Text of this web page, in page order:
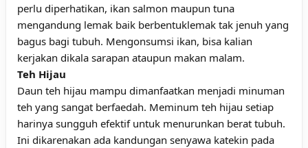
perlu diperhatikan, ikan salmon maupun tuna
mengandung lemak baik berbentuklemak tak jenuh yang
bagus bagi tubuh. Mengonsumsi ikan, bisa kalian
kerjakan dikala sarapan ataupun makan malam.
Teh Hijau
Daun teh hijau mampu dimanfaatkan menjadi minuman
teh yang sangat berfaedah. Meminum teh hijau setiap
harinya sungguh efektif untuk menurunkan berat tubuh.
Ini dikarenakan ada kandungan senyawa katekin pada